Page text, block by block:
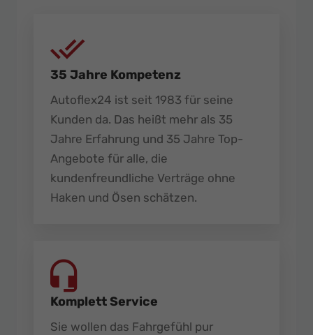
35 Jahre Kompetenz
Autoflex24 ist seit 1983 für seine
Kunden da. Das heißt mehr als 35
Jahre Erfahrung und 35 Jahre Top-
Angebote für alle, die
kundenfreundliche Verträge ohne
Haken und Ösen schätzen.
Komplett Service
Sie wollen das Fahrgefühl pur